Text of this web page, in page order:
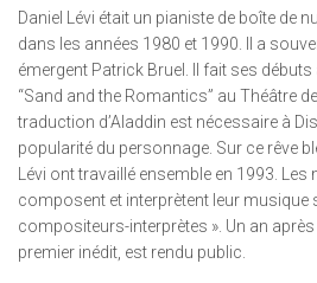
Daniel Lévi était un pianiste de boîte de
dans les années 1980 et 1990. Il a
émergent Patrick Bruel. Il fait ses
“Sand and the Romantics” au Théâtre
traduction d’Aladdin est nécessaire à
popularité du personnage. Sur ce rêve
Lévi ont travaillé ensemble en 1993.
composent et interprètent leur musique
compositeurs-interprètes ». Un an
premier inédit, est rendu public.